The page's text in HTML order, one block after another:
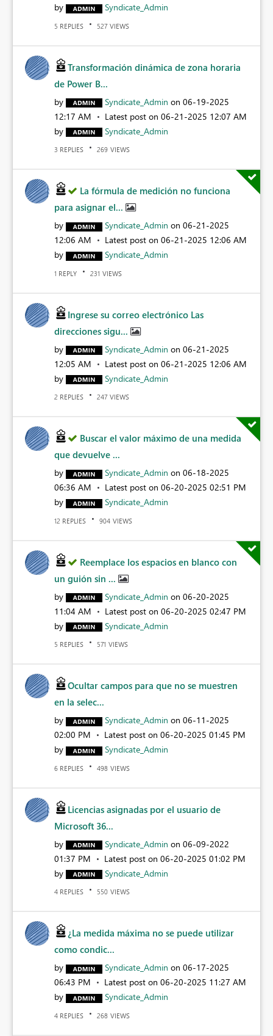
by Syndicate_Admin
5 REPLIES 527 VIEWS
Transformación dinámica de zona horaria
de Power B...
by Syndicate_Admin on ‎06-19-2025
12:17 AM
Latest post on ‎06-21-2025 12:07 AM
by
Syndicate_Admin
3 REPLIES 269 VIEWS
La fórmula de medición no funciona
para asignar el...
by Syndicate_Admin on ‎06-21-2025
12:06 AM
Latest post on ‎06-21-2025 12:06 AM
by
Syndicate_Admin
1 REPLY 231 VIEWS
Ingrese su correo electrónico Las
direcciones sigu...
by Syndicate_Admin on ‎06-21-2025
12:05 AM
Latest post on ‎06-21-2025 12:06 AM
by
Syndicate_Admin
2 REPLIES 247 VIEWS
Buscar el valor máximo de una medida
que devuelve ...
by Syndicate_Admin on ‎06-18-2025
06:36 AM
Latest post on ‎06-20-2025 02:51 PM
by
Syndicate_Admin
12 REPLIES 904 VIEWS
Reemplace los espacios en blanco con
un guión sin ...
by Syndicate_Admin on ‎06-20-2025
11:04 AM
Latest post on ‎06-20-2025 02:47 PM
by
Syndicate_Admin
5 REPLIES 571 VIEWS
Ocultar campos para que no se muestren
en la selec...
by Syndicate_Admin on ‎06-11-2025
02:00 PM
Latest post on ‎06-20-2025 01:45 PM
by
Syndicate_Admin
6 REPLIES 498 VIEWS
Licencias asignadas por el usuario de
Microsoft 36...
by Syndicate_Admin on ‎06-09-2022
01:37 PM
Latest post on ‎06-20-2025 01:02 PM
by
Syndicate_Admin
4 REPLIES 550 VIEWS
¿La medida máxima no se puede utilizar
como condic...
by Syndicate_Admin on ‎06-17-2025
06:43 PM
Latest post on ‎06-20-2025 11:27 AM
by
Syndicate_Admin
4 REPLIES 268 VIEWS